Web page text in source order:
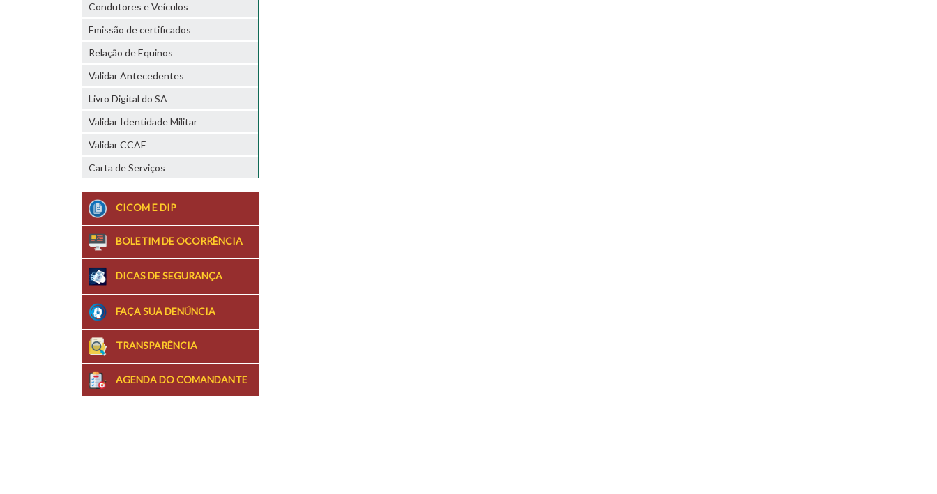
Condutores e Veículos
Emissão de certificados
Relação de Equinos
Validar Antecedentes
Livro Digital do SA
Validar Identidade Militar
Validar CCAF
Carta de Serviços
CICOM E DIP
BOLETIM DE OCORRÊNCIA
DICAS DE SEGURANÇA
FAÇA SUA DENÚNCIA
TRANSPARÊNCIA
AGENDA DO COMANDANTE